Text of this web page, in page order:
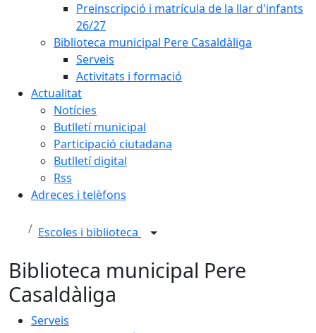
Preinscripció i matrícula de la llar d'infants
26/27
Biblioteca municipal Pere Casaldàliga
Serveis
Activitats i formació
Actualitat
Notícies
Butlletí municipal
Participació ciutadana
Butlletí digital
Rss
Adreces i telèfons
Escoles i biblioteca
Biblioteca municipal Pere
Casaldàliga
Serveis